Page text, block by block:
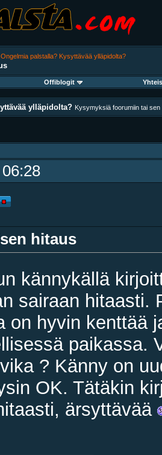
Ongelmia palstalla? Kysyttävää ylläpidolta?
Offiblogit
ylläpidolta? Kysymyksiä foorumiin tai
hitaus
kännykällä
sairaan hitaasti.
on hyvin kenttää
paikassa.
? Känny on
OK. Tätäkin
ärsyttävää